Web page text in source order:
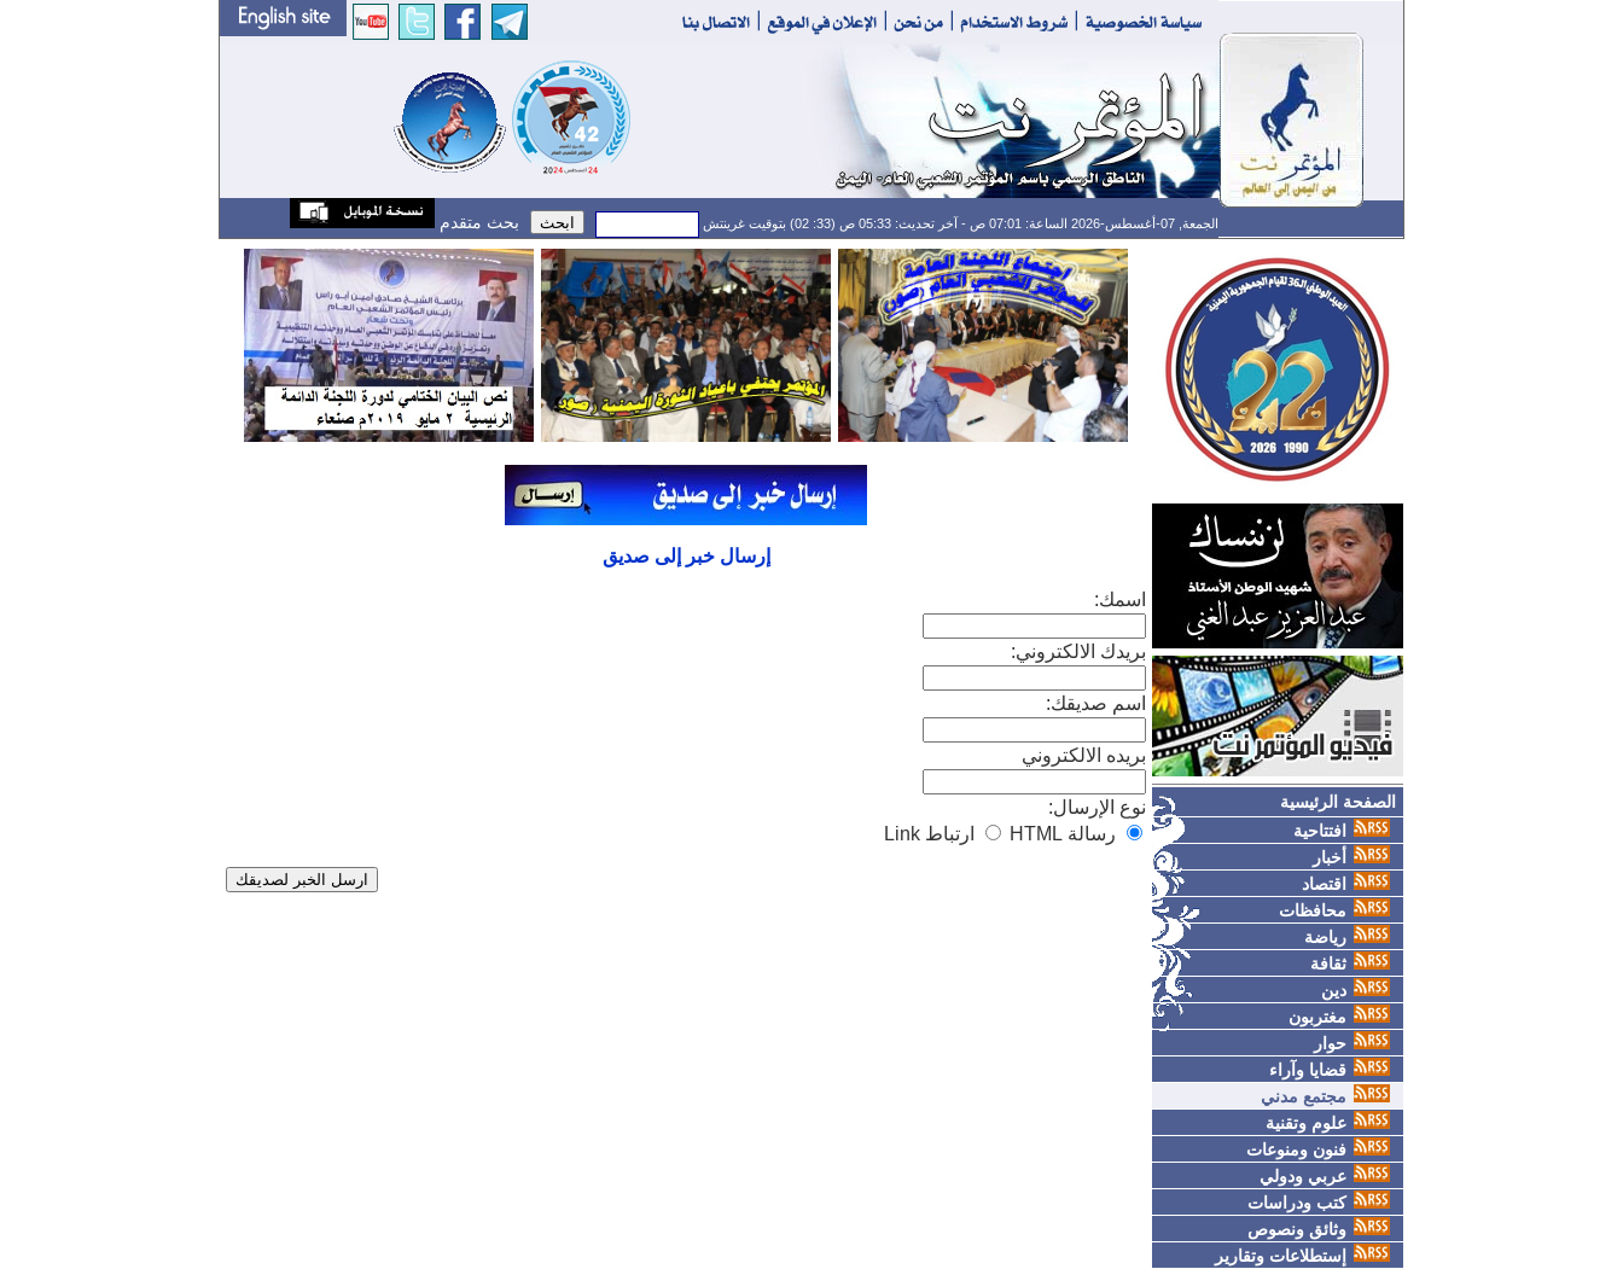
الجمعة, 07-أغسطس-2026 الساعة: 07:01 ص - آخر تحديث: 05:33 ص (33: 02) بتوقيت غرينتش بحث متقدم
الصفحة الرئيسية
افتتاحية
أخبار
اقتصاد
محافظات
رياضة
ثقافة
دين
مغتربون
حوار
قضايا وآراء
مجتمع مدني
علوم وتقنية
فنون ومنوعات
عربي ودولي
كتب ودراسات
وثائق ونصوص
إستطلاعات وتقارير
إرسال خبر إلى صديق
اسمك:
بريدك الالكتروني:
اسم صديقك:
بريده الالكتروني
نوع الإرسال:
رسالة HTML ارتباط Link